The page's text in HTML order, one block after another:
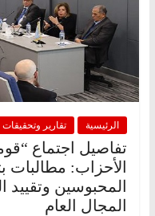
الرئيسية تقارير وتحقيقات
تفاصيل اجتماع
الأحزاب: مطالبات
المحبوسين
المجال العام